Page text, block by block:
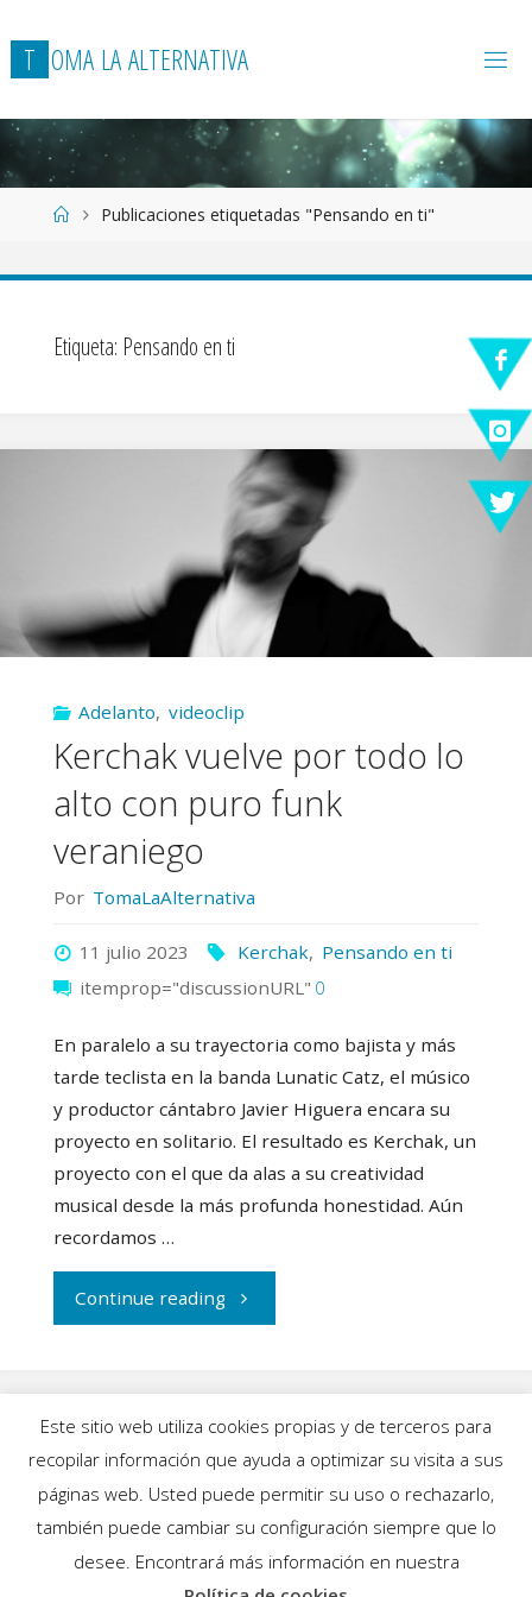
T OMA LAALTERNATIVA
Página
Inicio
Publicaciones etiquetadas "Pensando en ti"
Etiqueta: Pensando en ti
Adelanto, videoclip
Kerchak vuelve por todo lo
alto con puro funk
veraniego
Por TomaLaAlternativa
11 julio 2023 Kerchak, Pensando en ti
itemprop="discussionURL" 0
En paralelo a su trayectoria como bajista y más
tarde teclista en la banda Lunatic Catz, el músico
y productor cántabro Javier Higuera encara su
proyecto en solitario. El resultado es Kerchak, un
proyecto con el que da alas a su creatividad
musical desde la más profunda honestidad. Aún
recordamos …
Continue reading"Kerchak
todo
alto
Este sitio web utiliza cookies propias y de terceros para
recopilar información que ayuda a optimizar su visita a sus
páginas web. Usted puede permitir su uso o rechazarlo,
también puede cambiar su configuración siempre que lo
desee. Encontrará más información en nuestra